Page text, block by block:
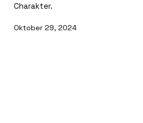
Charakter.
Oktober 29, 2024